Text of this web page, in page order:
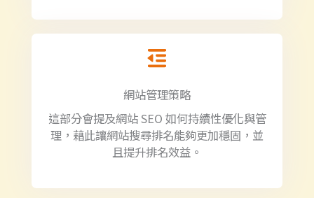
網站管理策略
這部分會提及網站 SEO 如何持續性優化與管
理，藉此讓網站搜尋排名能夠更加穩固，並
且提升排名效益。